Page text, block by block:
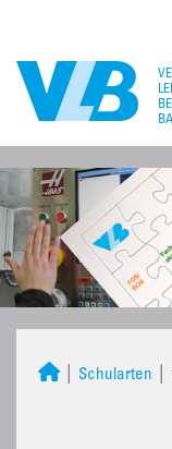
Schularten